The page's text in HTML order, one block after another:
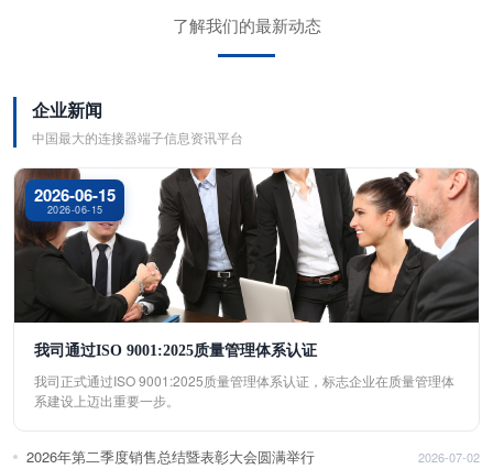
了解我们的最新动态
企业新闻
中国最大的连接器端子信息资讯平台
2026-06-15
2026-06-15
我司通过ISO 9001:2025质量管理体系认证
我司正式通过ISO 9001:2025质量管理体系认证，标志企业在质量管理体
系建设上迈出重要一步。
2026年第二季度销售总结暨表彰大会圆满举行 2026-07-02